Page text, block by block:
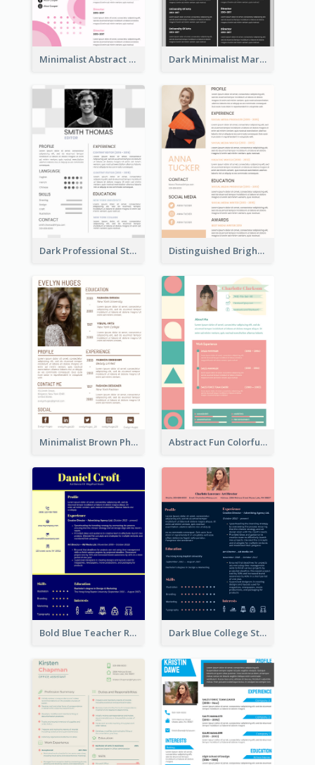
Minimalist Abstract Pink Resume Dark Minimalist Marketing Manager Resume
Dark Professional Student Resume Distinguished Bright College Student Resume
Minimalist Brown Photography Resume Abstract Fun Colorful Resume
Bold Blue Teacher Resume Dark Blue College Student Resume